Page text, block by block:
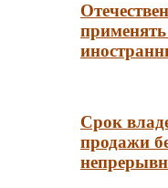
Срок
продажи